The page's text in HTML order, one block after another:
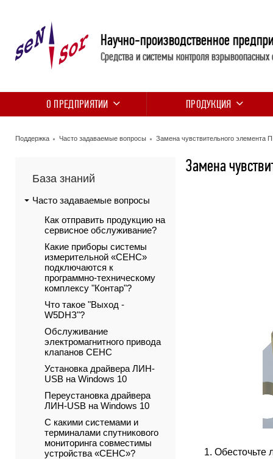
Научно-производственное
Средства и системы контроля взрывоопасных
О ПРЕДПРИЯТИИ ПРОДУКЦИЯ
Поддержка Часто задаваемые вопросы Замена чувствительного элемента
База знаний
Часто задаваемые вопросы
Как отправить продукцию на
сервисное обслуживание?
Какие приборы системы
измерительной «СЕНС»
подключаются к
программно-техническому
комплексу "Контар"?
Что такое "Выход -
W5DНЗ"?
Обслуживание
электромагнитного привода
клапанов СЕНС
Установка драйвера ЛИН-
USB на Windows 10
Переустановка драйвера
ЛИН-USB на Windows 10
С какими системами и
терминалами спутникового
мониторинга совместимы
устройства «СЕНС»?
Замена
1.